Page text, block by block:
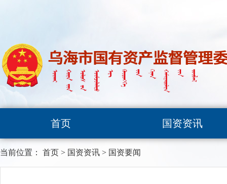
首页 国资资讯
当前位置： 首页 > 国资资讯 > 国资要闻